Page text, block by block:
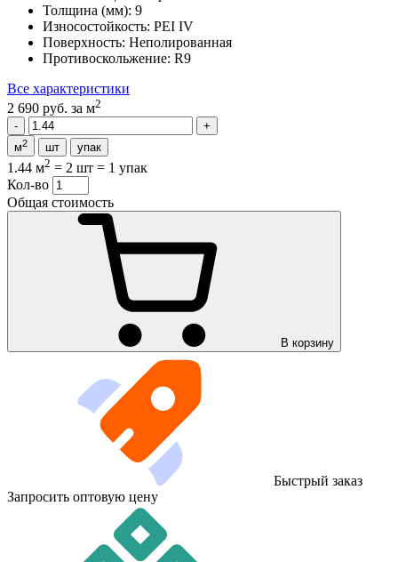
Толщина (мм): 9
Износостойкость: PEI IV
Поверхность: Неполированная
Противоскольжение: R9
Все характеристики
2 690 руб. за м2
м2 шт упак
1.44 м2 = 2 шт = 1 упак
Кол-во
Общая стоимость
В корзину
Быстрый заказ
Запросить оптовую цену